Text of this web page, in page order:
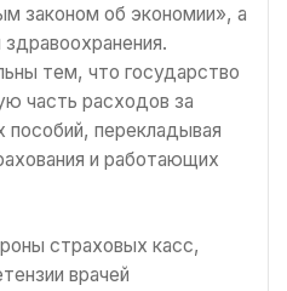
законом об экономии», а
тем, что государство
часть расходов за
пособий, перекладывая
и работающих
страховых касс,
врачей